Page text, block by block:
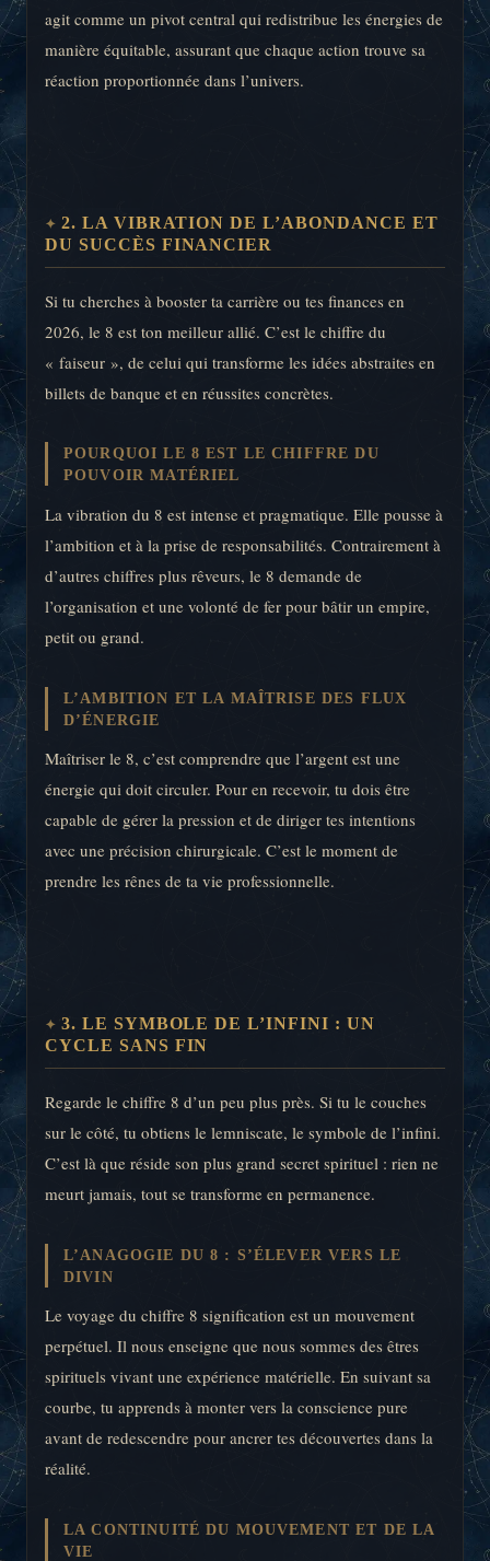
agit comme un pivot central qui redistribue les énergies de
manière équitable, assurant que chaque action trouve sa
réaction proportionnée dans l’univers.
2. LA VIBRATION DE L’ABONDANCE ET
DU SUCCÈS FINANCIER
Si tu cherches à booster ta carrière ou tes finances en
2026, le 8 est ton meilleur allié. C’est le chiffre du
« faiseur », de celui qui transforme les idées abstraites en
billets de banque et en réussites concrètes.
POURQUOI LE 8 EST LE CHIFFRE DU
POUVOIR MATÉRIEL
La vibration du 8 est intense et pragmatique. Elle pousse à
l’ambition et à la prise de responsabilités. Contrairement à
d’autres chiffres plus rêveurs, le 8 demande de
l’organisation et une volonté de fer pour bâtir un empire,
petit ou grand.
L’AMBITION ET LA MAÎTRISE DES FLUX
D’ÉNERGIE
Maîtriser le 8, c’est comprendre que l’argent est une
énergie qui doit circuler. Pour en recevoir, tu dois être
capable de gérer la pression et de diriger tes intentions
avec une précision chirurgicale. C’est le moment de
prendre les rênes de ta vie professionnelle.
3. LE SYMBOLE DE L’INFINI : UN
CYCLE SANS FIN
Regarde le chiffre 8 d’un peu plus près. Si tu le couches
sur le côté, tu obtiens le lemniscate, le symbole de l’infini.
C’est là que réside son plus grand secret spirituel : rien ne
meurt jamais, tout se transforme en permanence.
L’ANAGOGIE DU 8 : S’ÉLEVER VERS LE
DIVIN
Le voyage du chiffre 8 signification est un mouvement
perpétuel. Il nous enseigne que nous sommes des êtres
spirituels vivant une expérience matérielle. En suivant sa
courbe, tu apprends à monter vers la conscience pure
avant de redescendre pour ancrer tes découvertes dans la
réalité.
LA CONTINUITÉ DU MOUVEMENT ET DE LA
VIE